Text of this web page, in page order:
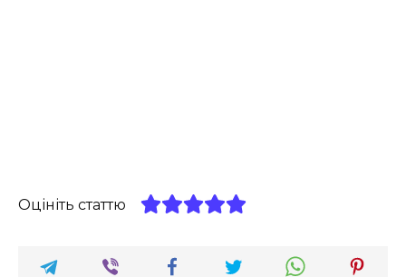
Оцініть статтю